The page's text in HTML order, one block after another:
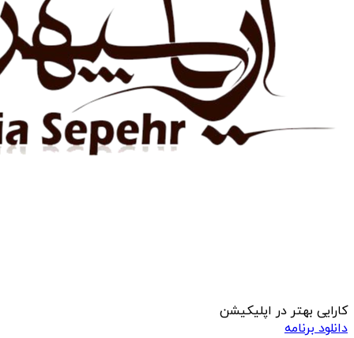
کارایی بهتر در اپلیکیشن
دانلود برنامه